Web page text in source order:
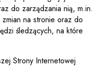
do zarządzania nią, m.in.
na stronie oraz do
śledzących, na które
Strony Internetowej